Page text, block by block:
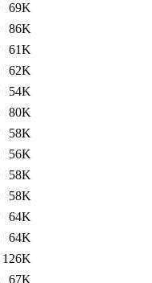
69K
86K
61K
62K
54K
80K
58K
56K
58K
58K
64K
64K
126K
67K